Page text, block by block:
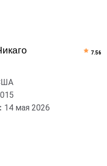
14 мая 2026
7.56